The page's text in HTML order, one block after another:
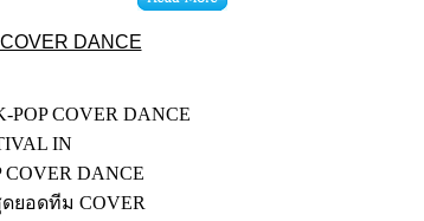
DANCE
COVER DANCE
IN
DANCE
ยอดทีม COVER